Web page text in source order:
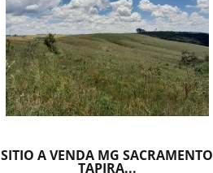
SITIO A VENDA MG SACRAMENTO
TAPIRA...